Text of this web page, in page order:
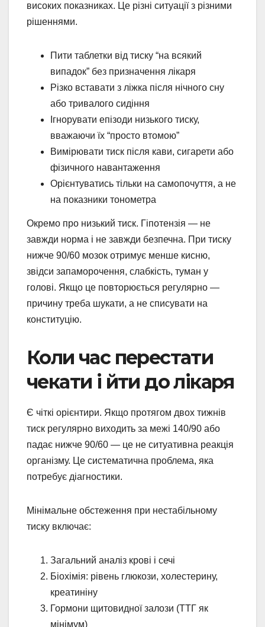
високих показниках. Це різні ситуації з різними
рішеннями.
Пити таблетки від тиску “на всякий
випадок” без призначення лікаря
Різко вставати з ліжка після нічного сну
або тривалого сидіння
Ігнорувати епізоди низького тиску,
вважаючи їх “просто втомою”
Вимірювати тиск після кави, сигарети або
фізичного навантаження
Орієнтуватись тільки на самопочуття, а не
на показники тонометра
Окремо про низький тиск. Гіпотензія — не
завжди норма і не завжди безпечна. При тиску
нижче 90/60 мозок отримує менше кисню,
звідси запаморочення, слабкість, туман у
голові. Якщо це повторюється регулярно —
причину треба шукати, а не списувати на
конституцію.
Коли час перестати
чекати і йти до лікаря
Є чіткі орієнтири. Якщо протягом двох тижнів
тиск регулярно виходить за межі 140/90 або
падає нижче 90/60 — це не ситуативна реакція
організму. Це систематична проблема, яка
потребує діагностики.
Мінімальне обстеження при нестабільному
тиску включає:
Загальний аналіз крові і сечі
Біохімія: рівень глюкози, холестерину,
креатиніну
Гормони щитовидної залози (ТТГ як
мінімум)